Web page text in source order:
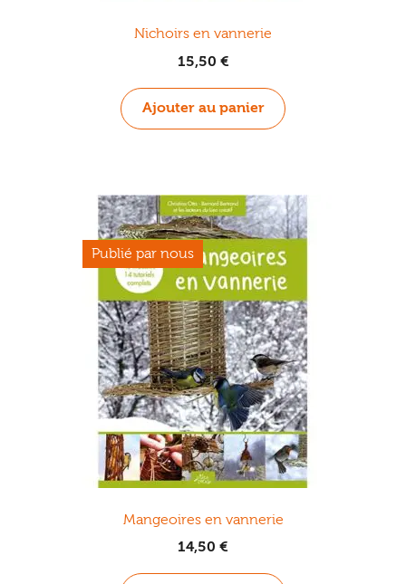
Nichoirs en vannerie
15,50 €
Ajouter au panier
Mangeoires en vannerie
14,50 €